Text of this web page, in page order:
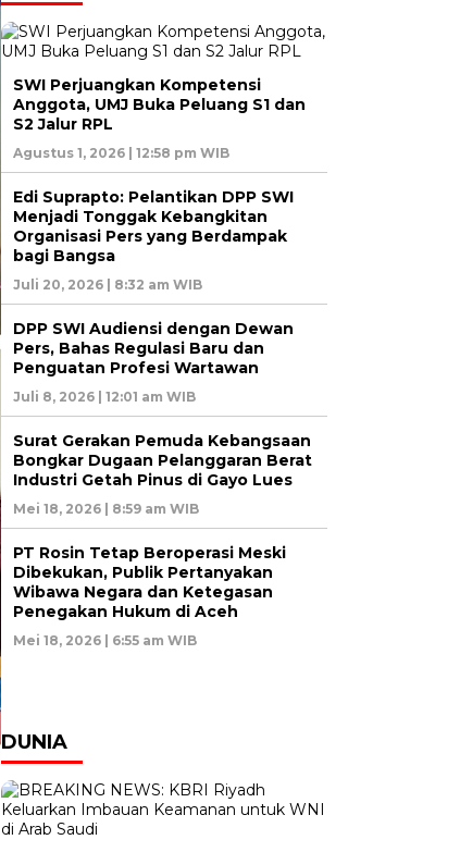
SWI Perjuangkan Kompetensi
Anggota, UMJ Buka Peluang S1 dan
S2 Jalur RPL
Agustus 1, 2026 | 12:58 pm WIB
Edi Suprapto: Pelantikan DPP SWI
Menjadi Tonggak Kebangkitan
Organisasi Pers yang Berdampak
bagi Bangsa
Juli 20, 2026 | 8:32 am WIB
DPP SWI Audiensi dengan Dewan
Pers, Bahas Regulasi Baru dan
Penguatan Profesi Wartawan
Juli 8, 2026 | 12:01 am WIB
Surat Gerakan Pemuda Kebangsaan
Bongkar Dugaan Pelanggaran Berat
Industri Getah Pinus di Gayo Lues
Mei 18, 2026 | 8:59 am WIB
PT Rosin Tetap Beroperasi Meski
Dibekukan, Publik Pertanyakan
Wibawa Negara dan Ketegasan
Penegakan Hukum di Aceh
Mei 18, 2026 | 6:55 am WIB
DUNIA